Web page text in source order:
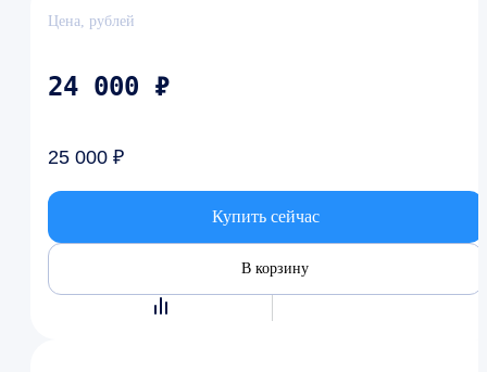
Цена, рублей
24 000 ₽
25 000 ₽
Купить сейчас
В корзину